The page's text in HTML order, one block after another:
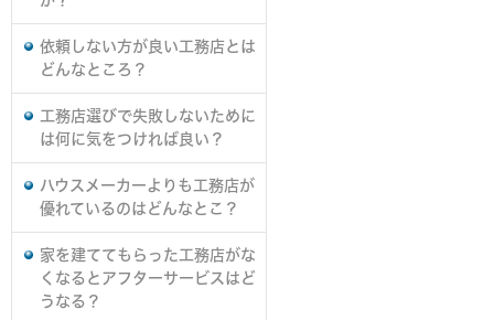
依頼しない方が良い工務店とは
どんなところ？
工務店選びで失敗しないために
は何に気をつければ良い？
ハウスメーカーよりも工務店が
優れているのはどんなとこ？
家を建ててもらった工務店がな
くなるとアフターサービスはど
うなる？